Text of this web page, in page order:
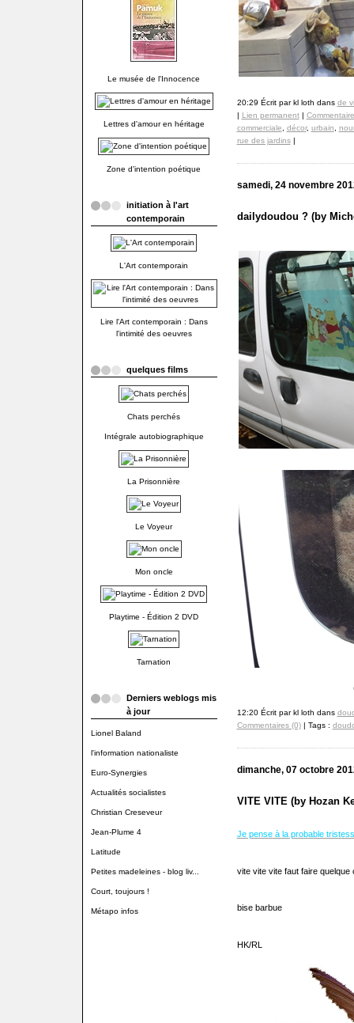
Le musée de l'Innocence
Lettres d'amour en héritage
Zone d'intention poétique
initiation à l'art
contemporain
L'Art contemporain
Lire l'Art contemporain : Dans
l'intimité des oeuvres
quelques films
Chats perchés
Intégrale autobiographique
La Prisonnière
Le Voyeur
Mon oncle
Playtime - Édition 2 DVD
Tarnation
Derniers weblogs mis
à jour
Lionel Baland
l'information nationaliste
Euro-Synergies
Actualités socialistes
Christian Creseveur
Jean-Plume 4
Latitude
Petites madeleines - blog liv...
Court, toujours !
Métapo infos
20:29 Écrit par kl loth dans de
Lien permanent|
commerciale, décor, urbain,
rue des jardins|
samedi, 24 novembre
dailydoudou ? (by
12:20 Écrit par kl loth dans
Commentaires (0)| Tags :
dimanche, 07 octobre
VITE VITE (by Hozan
Je pense à la probable
vite vite vite faut faire
bise barbue
HK/RL